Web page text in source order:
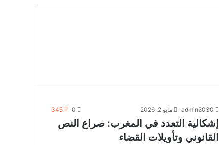
admin2030 مايو 2, 2026 0
345
إشكالية التعدد في المغرب: صراع النص
القانوني وتأويلات القضاء